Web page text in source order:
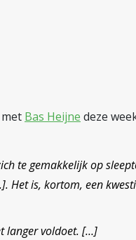
Bas Heijne deze
te gemakkelijk op
is, kortom, een
langer voldoet. […]